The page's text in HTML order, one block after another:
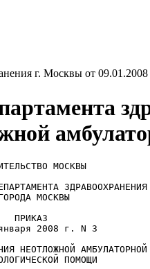
г. Москвы от
МОСКВЫ
ЗДРАВООХРАНЕНИЯ
МОСКВЫ
ПРИКАЗ
2008 г. N 3
НЕОТЛОЖНОЙ АМБУЛАТОРНОЙ
ПОМОЩИ